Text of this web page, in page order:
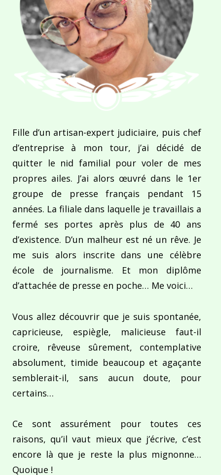
Fille d’un artisan-expert judiciaire, puis chef
d’entreprise à mon tour, j’ai décidé de
quitter le nid familial pour voler de mes
propres ailes. J’ai alors œuvré dans le 1er
groupe de presse français pendant 15
années. La filiale dans laquelle je travaillais a
fermé ses portes après plus de 40 ans
d’existence. D’un malheur est né un rêve. Je
me suis alors inscrite dans une célèbre
école de journalisme. Et mon diplôme
d’attachée de presse en poche… Me voici…
Vous allez découvrir que je suis spontanée,
capricieuse, espiègle, malicieuse faut-il
croire, rêveuse sûrement, contemplative
absolument, timide beaucoup et agaçante
semblerait-il, sans aucun doute, pour
certains…
Ce sont assurément pour toutes ces
raisons, qu’il vaut mieux que j’écrive, c’est
encore là que je reste la plus mignonne…
Quoique !